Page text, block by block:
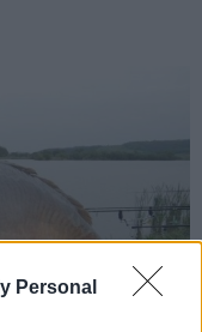
Personal